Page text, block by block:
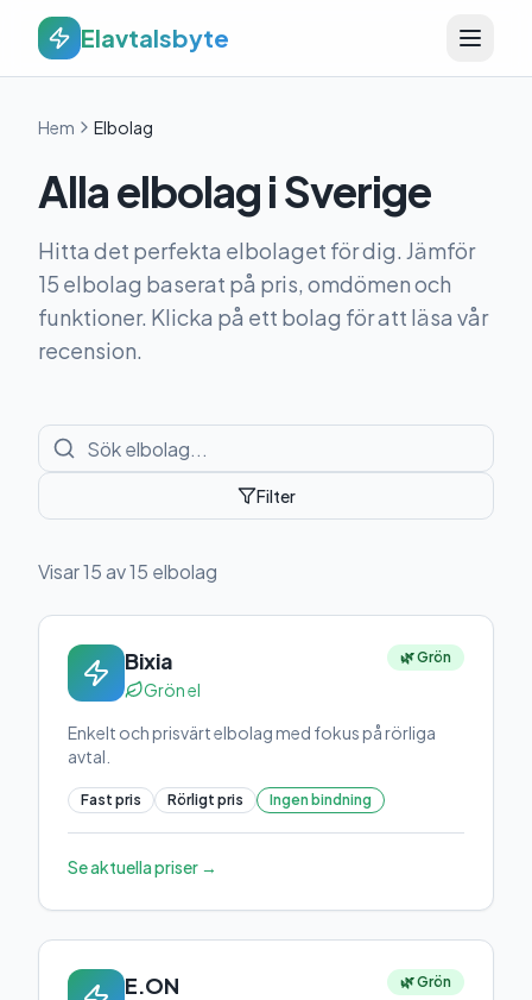
Elavtalsbyte
Hem Elbolag
Alla elbolag i Sverige
Hitta det perfekta elbolaget för dig. Jämför
15 elbolag baserat på pris, omdömen och
funktioner. Klicka på ett bolag för att läsa vår
recension.
Filter
Visar15av15 elbolag
Bixia
Grön el
🌿 Grön
Enkelt och prisvärt elbolag med fokus på rörliga
avtal.
Fast pris Rörligt pris Ingen bindning
Se aktuella priser →
E.ON 🌿 Grön